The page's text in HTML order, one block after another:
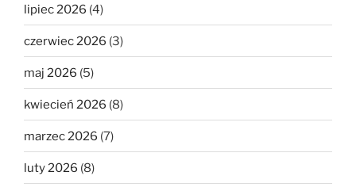
lipiec 2026 (4)
czerwiec 2026 (3)
maj 2026 (5)
kwiecień 2026 (8)
marzec 2026 (7)
luty 2026 (8)